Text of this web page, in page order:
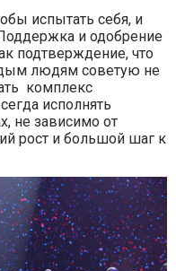
испытать себя, и
и одобрение
подтверждение, что
людям советую не
комплекс
исполнять
не зависимо от
рост и большой шаг к